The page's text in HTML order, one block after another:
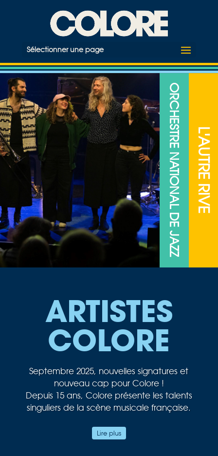
Sélectionner une page
ORCHESTRE NATIONAL DE JAZZ L'AUTRE RIVE
ARTISTES
COLORE
Septembre 2025, nouvelles signatures et
nouveau cap pour Colore !
Depuis 15 ans, Colore présente les talents
singuliers de la scène musicale française.
Au cœur de notre passion musicale, le jazz
! Mais au gré des collaborations, ce
Lire plus